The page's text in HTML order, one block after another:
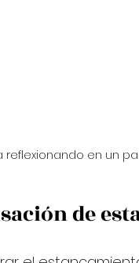
reflexionando en un
de